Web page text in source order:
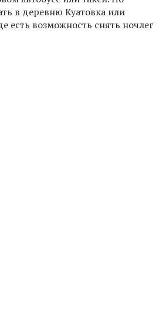
в деревню Куатовка или
есть возможность снять ночлег